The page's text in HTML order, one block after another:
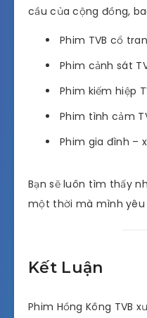
cầu của cộng đồng,
Phim TVB cổ
Phim cảnh sát
Phim kiếm hiệp
Phim tình cảm
Phim gia đình –
Bạn sẽ luôn tìm thấy
một thời mà mình
Kết Luận
Phim Hồng Kông TVB